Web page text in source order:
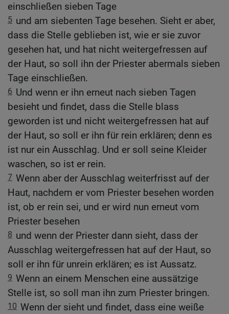
einschließen sieben Tage
5 und am siebenten Tage besehen. Sieht er aber,
dass die Stelle geblieben ist, wie er sie zuvor
gesehen hat, und hat nicht weitergefressen auf
der Haut, so soll ihn der Priester abermals sieben
Tage einschließen.
6 Und wenn er ihn erneut nach sieben Tagen
besieht und findet, dass die Stelle blass
geworden ist und nicht weitergefressen hat auf
der Haut, so soll er ihn für rein erklären; denn es
ist nur ein Ausschlag. Und er soll seine Kleider
waschen, so ist er rein.
7 Wenn aber der Ausschlag weiterfrisst auf der
Haut, nachdem er vom Priester besehen worden
ist, ob er rein sei, und er wird nun erneut vom
Priester besehen
8 und wenn der Priester dann sieht, dass der
Ausschlag weitergefressen hat auf der Haut, so
soll er ihn für unrein erklären; es ist Aussatz.
9 Wenn an einem Menschen eine aussätzige
Stelle ist, so soll man ihn zum Priester bringen.
10 Wenn der sieht und findet, dass eine weiße